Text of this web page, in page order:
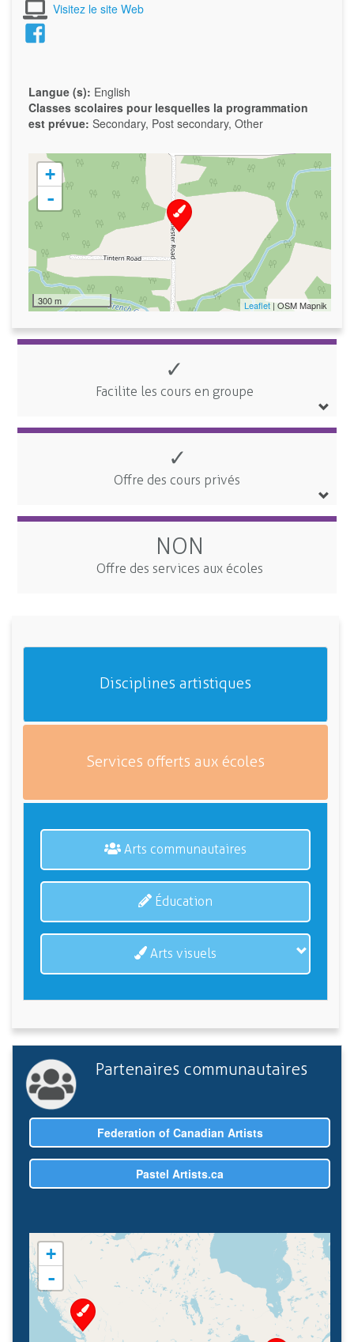
Visitez le site Web
Langue (s): English
Classes scolaires pour lesquelles la programmation
est prévue: Secondary, Post secondary, Other
+
-
300 m Leaflet | OSM Mapnik
✓
Facilite les cours en groupe
✓
Offre des cours privés
NON
Offre des services aux écoles
Disciplines artistiques
Services offerts aux écoles
Arts communautaires
Éducation
Arts visuels
Partenaires communautaires
Federation of Canadian Artists
Pastel Artists.ca
+
-